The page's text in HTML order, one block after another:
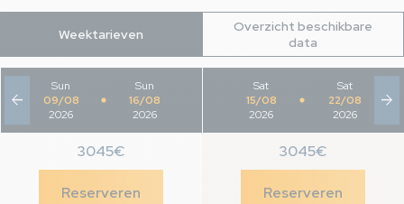
Weektarieven
Overzicht beschikbare
data
Sun
09/08
2026
Sun
16/08
2026
3045€
Reserveren
Sat
15/08
2026
Sat
22/08
2026
3045€
Reserveren
- -
arrow_back arrow_forward